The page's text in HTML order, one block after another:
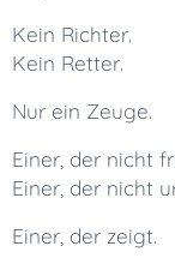
Kein Richter.
Kein Retter.
Nur ein Zeuge.
Einer, der nicht
Einer, der nicht
Einer, der zeigt.